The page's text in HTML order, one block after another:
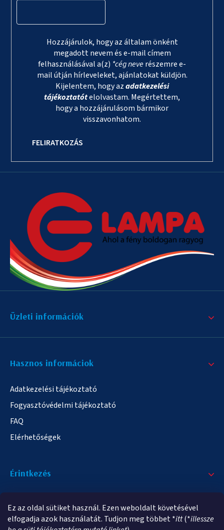
Ez az oldal sütiket használ. Ezen weboldalt követésével
elfogadja azok használatát. Tudjon meg többet *itt(*illessze
Hozzájárulok, hogy az általam önként
megadott nevem és e-mail címem
felhasználásával a(z) *cég neverészemre e-
mail útján hírleveleket, ajánlatokat küldjön.
Kijelentem, hogy azadatkezelési
tájékoztatótelolvastam. Megértettem,
hogy a hozzájárulásom bármikor
visszavonhatom.
FELIRATKOZÁS
Üzleti információk
Hasznos informáciok
Adatkezelési tájékoztató
Fogyasztóvédelmi tájékoztató
FAQ
Elérhetőségek
Érintkezés
info@elampa.hu